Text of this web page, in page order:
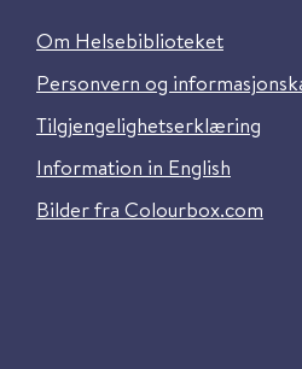
Om Helsebiblioteket
Personvern og
Tilgjengelighetserklæring
Information in English
Bilder fra Colourbox.com